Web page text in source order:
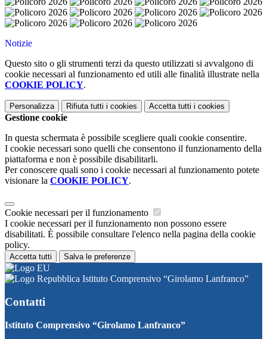
Notizie
Questo sito o gli strumenti terzi da questo utilizzati si avvalgono di
cookie necessari al funzionamento ed utili alle finalità illustrate nella
COOKIE POLICY.
Personalizza Rifiuta tutti i cookies Accetta tutti i cookies
Gestione cookie
In questa schermata è possibile scegliere quali cookie consentire.
I cookie necessari sono quelli che consentono il funzionamento della
piattaforma e non è possibile disabilitarli.
Per conoscere quali sono i cookie necessari al funzionamento potete
visionare la COOKIE POLICY.
Cookie necessari per il funzionamento
I cookie necessari per il funzionamento non possono essere
disabilitati. È possibile consultare l'elenco nella pagina della cookie
policy.
Accetta tutti Salva le preferenze
Istituto Comprensivo “Girolamo Lanfranco”
Contatti
Istituto Comprensivo “Girolamo Lanfranco”